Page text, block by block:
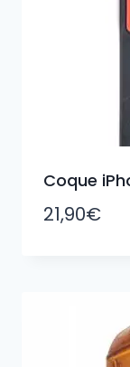
Coque
21,90€